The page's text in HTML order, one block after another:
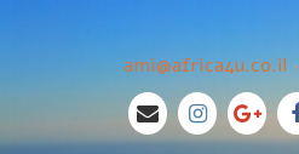
•
ami@africa4u.co.il